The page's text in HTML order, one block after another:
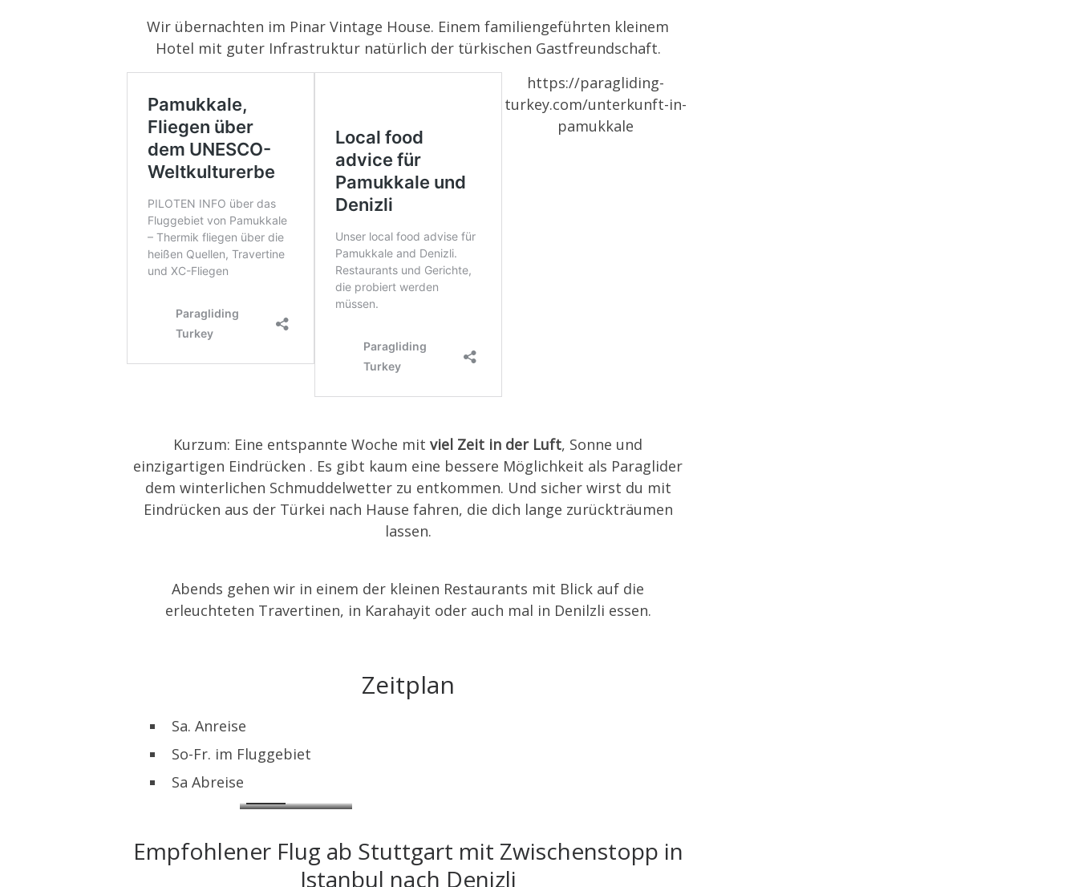
Wir übernachten im Pinar Vintage House. Einem familiengeführten kleinem
Hotel mit guter Infrastruktur natürlich der türkischen Gastfreundschaft.
https://paragliding-
turkey.com/unterkunft-in-
pamukkale
Kurzum: Eine entspannte Woche mitviel Zeit in der Luft, Sonne und
einzigartigen Eindrücken . Es gibt kaum eine bessere Möglichkeit als Paraglider
dem winterlichen Schmuddelwetter zu entkommen. Und sicher wirst du mit
Eindrücken aus der Türkei nach Hause fahren, die dich lange zurückträumen
lassen.
Abends gehen wir in einem der kleinen Restaurants mit Blick auf die
erleuchteten Travertinen, in Karahayit oder auch mal in Denilzli essen.
Zeitplan
Sa. Anreise
So-Fr. im Fluggebiet
Sa Abreise
Empfohlener Flug ab Stuttgart mit Zwischenstopp in
Istanbul nach Denizli